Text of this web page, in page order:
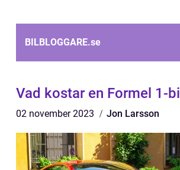
BILBLOGGARE.se
Vad kostar en Formel 1-bil
02 november 2023 Jon Larsson